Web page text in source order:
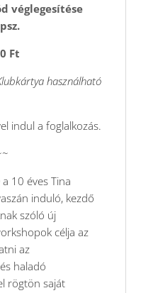
véglegesítése
Ft
használható
indul a foglalkozás.
a 10 éves Tina
induló, kezdő
szóló új
célja az
az
haladó
rögtön saját